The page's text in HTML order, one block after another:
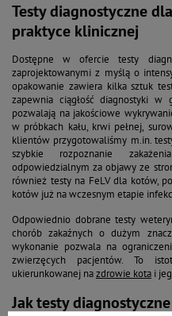
Testy diagnostyczne
praktyce klinicznej
Dostępne w ofercie testy
zaprojektowanymi z myślą o
opakowanie zawiera kilka sztuk
zapewnia ciągłość diagnostyki w
pozwalają na jakościowe
w próbkach kału, krwi pełnej,
klientów przygotowaliśmy m.in.
szybkie rozpoznanie
odpowiedzialnym za objawy ze
również testy na FeLV dla kotów,
kotów już na wczesnym etapie
Odpowiednio dobrane testy
chorób zakaźnych o dużym
wykonanie pozwala na
zwierzęcych pacjentów. To
ukierunkowanej nazdrowie kota i
Jak testy